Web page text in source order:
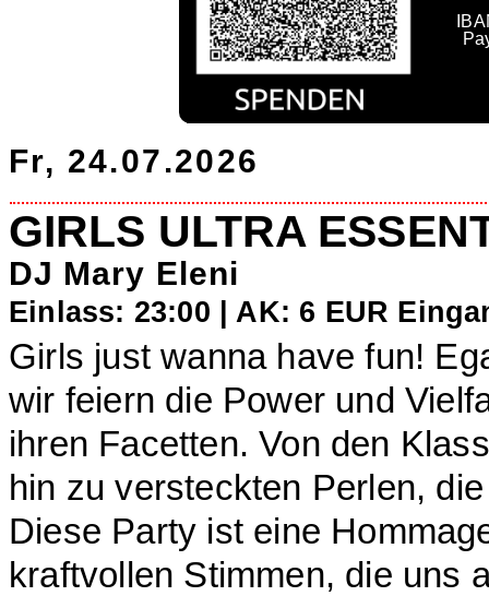
Fr, 24.07.2026
GIRLS ULTRA
DJ Mary Eleni
Einlass: 23:00 | AK: 6 EUR
Girls just wanna have fun!
wir feiern die Power und
ihren Facetten. Von den
hin zu versteckten Perlen,
Diese Party ist eine
kraftvollen Stimmen, die uns